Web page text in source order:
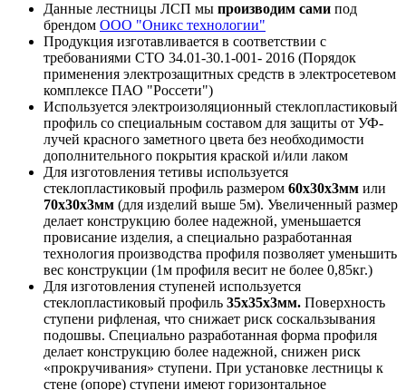
Данные лестницы ЛСП мы производим сами под
брендом ООО "Оникс технологии"
Продукция изготавливается в соответствии с
требованиями СТО 34.01-30.1-001- 2016 (Порядок
применения электрозащитных средств в электросетевом
комплексе ПАО "Россети")
Используется электроизоляционный стеклопластиковый
профиль со специальным составом для защиты от УФ-
лучей красного заметного цвета без необходимости
дополнительного покрытия краской и/или лаком
Для изготовления тетивы используется
стеклопластиковый профиль размером 60х30х3мм или
70х30х3мм (для изделий выше 5м). Увеличенный размер
делает конструкцию более надежной, уменьшается
провисание изделия, а специально разработанная
технология производства профиля позволяет уменьшить
вес конструкции (1м профиля весит не более 0,85кг.)
Для изготовления ступеней используется
стеклопластиковый профиль 35х35х3мм. Поверхность
ступени рифленая, что снижает риск соскальзывания
подошвы. Специально разработанная форма профиля
делает конструкцию более надежной, снижен риск
«прокручивания» ступени. При установке лестницы к
стене (опоре) ступени имеют горизонтальное